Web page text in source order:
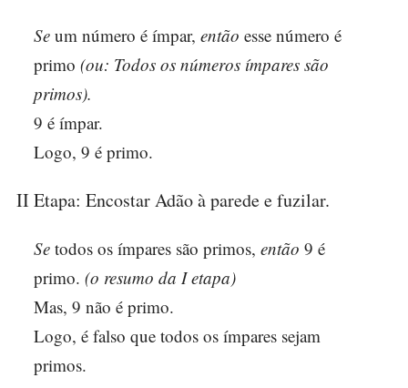
Se um número é ímpar, então esse número é
primo (ou: Todos os números ímpares são
primos).
9 é ímpar.
Logo, 9 é primo.
II Etapa: Encostar Adão à parede e fuzilar.
Se todos os ímpares são primos, então 9 é
primo. (o resumo da I etapa)
Mas, 9 não é primo.
Logo, é falso que todos os ímpares sejam
primos.